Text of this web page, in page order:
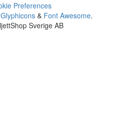
Preferences
Glyphicons& Font Awesome.
Sverige AB